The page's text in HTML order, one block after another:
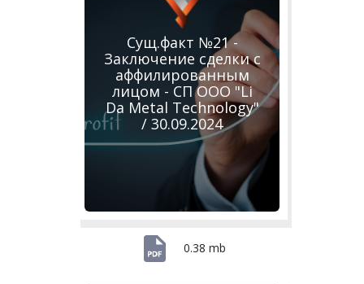
Сущ.факт №21 -
Заключение сделки с
аффилированным
лицом - СП ООО "Li
Da Metal Technology"
/ 30.09.2024
0.38 mb